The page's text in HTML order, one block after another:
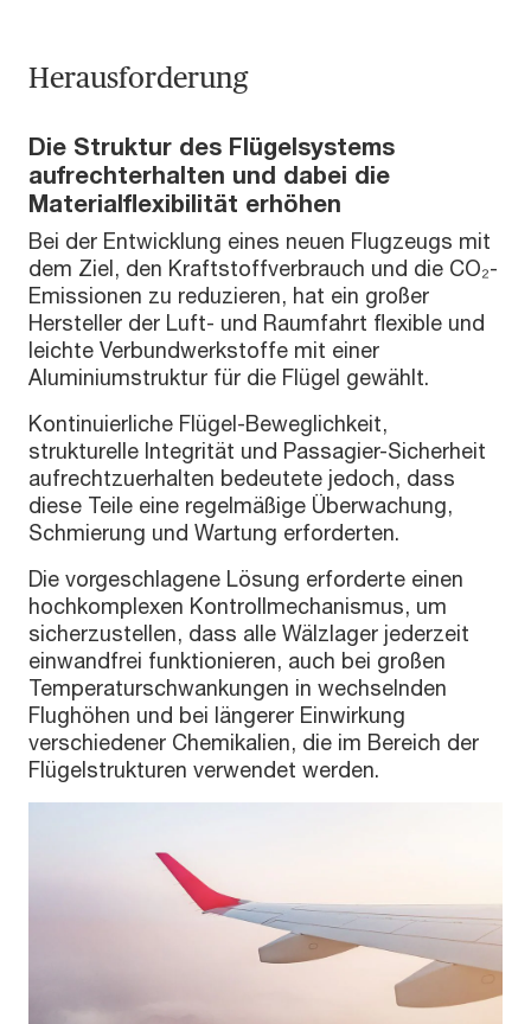
Herausforderung
Die Struktur des Flügelsystems
aufrechterhalten und dabei die
Materialflexibilität erhöhen
Bei der Entwicklung eines neuen Flugzeugs mit
dem Ziel, den Kraftstoffverbrauch und die CO₂-
Emissionen zu reduzieren, hat ein großer
Hersteller der Luft- und Raumfahrt flexible und
leichte Verbundwerkstoffe mit einer
Aluminiumstruktur für die Flügel gewählt.
Kontinuierliche Flügel-Beweglichkeit,
strukturelle Integrität und Passagier-Sicherheit
aufrechtzuerhalten bedeutete jedoch, dass
diese Teile eine regelmäßige Überwachung,
Schmierung und Wartung erforderten.
Die vorgeschlagene Lösung erforderte einen
hochkomplexen Kontrollmechanismus, um
sicherzustellen, dass alle Wälzlager jederzeit
einwandfrei funktionieren, auch bei großen
Temperaturschwankungen in wechselnden
Flughöhen und bei längerer Einwirkung
verschiedener Chemikalien, die im Bereich der
Flügelstrukturen verwendet werden.